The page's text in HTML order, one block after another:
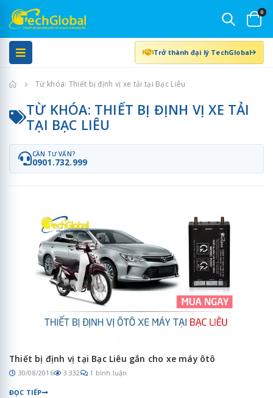
0
Trở thành đại lý TechGlobal
Trang chủTừ khóa: Thiết bị định vị xe tải tại Bạc Liêu
TỪ KHÓA: THIẾT BỊ ĐỊNH VỊ XE TẢI
TẠI BẠC LIÊU
CẦN TƯ VẤN?
0901.732.999
Thiết bị định vị tại Bạc Liêu gắn cho xe máy ôtô
30/08/2016 3.332 1 bình luận
ĐỌC TIẾP